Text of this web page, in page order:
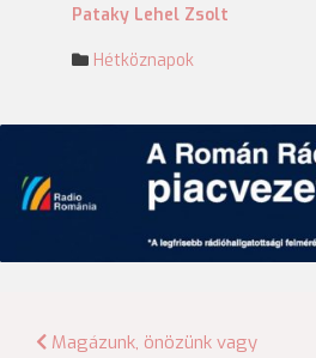
Pataky Lehel Zsolt
Hétköznapok
Bejegyzés
Magázunk, önözünk vagy